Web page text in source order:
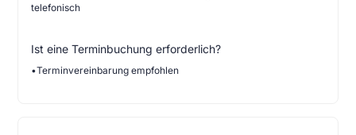
telefonisch
Ist eine Terminbuchung erforderlich?
•Terminvereinbarung empfohlen